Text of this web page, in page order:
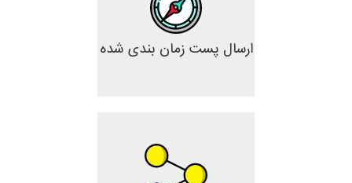
ارسال پست زمان بندی شده